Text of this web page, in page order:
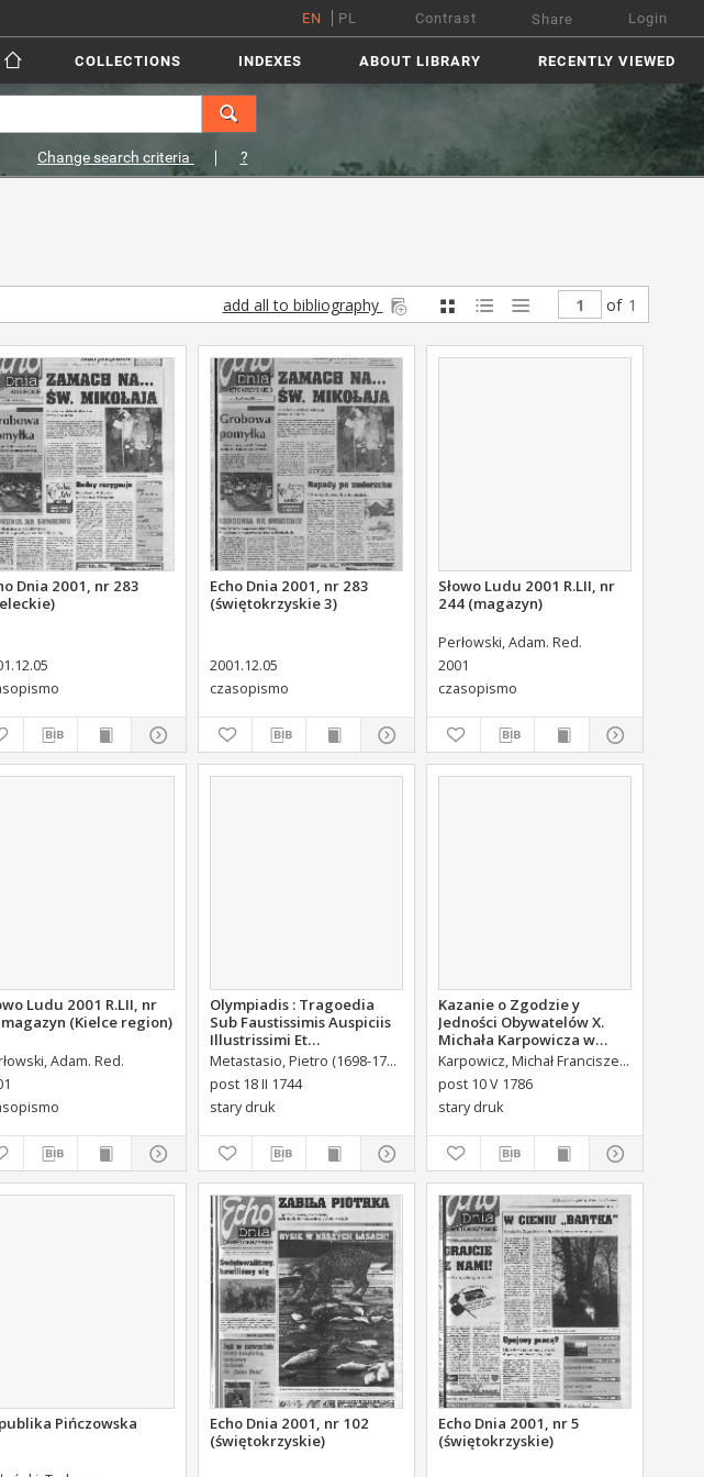
EN PL Contrast Share Login
COLLECTIONS INDEXES ABOUT LIBRARY RECENTLY VIEWED
Change search criteria ?
add all to bibliography of 1
Dnia 2001, nr 283
Echo Dnia 2001, nr 283
(świętokrzyskie 3)
2001.12.05
czasopismo
Słowo Ludu 2001 R.LII, nr
244 (magazyn)
Perłowski, Adam. Red.
2001
czasopismo
Ludu 2001 R.LII, nr
(Kielce region)
Adam. Red.
Olympiadis : Tragoedia
Sub Faustissimis Auspiciis
Illustrissimi Et
Eccellentissimi Comitis De
Brühl Liberi Baronis de
Forste & de Pfoerthen [...]
Metastasio, Pietro (1698-1782) Portalupi, Antoni Maria (1713-1791) Tł.
post 18 II 1744
stary druk
Kazanie o Zgodzie y
Jedności Obywatelów X.
Michała Karpowicza w
Uroczystosc Imienin [...]
Stanisława Augusta Krola
Miane [...].
Karpowicz, Michał Franciszek (1744-1803)
post 10 V 1786
stary druk
Pińczowska
Echo Dnia 2001, nr 102
(świętokrzyskie)
Echo Dnia 2001, nr 5
(świętokrzyskie)